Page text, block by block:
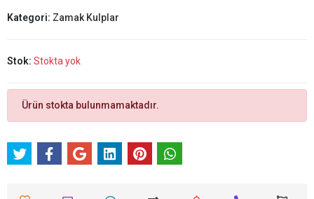
Kategori: Zamak Kulplar
Stok: Stokta yok
Ürün stokta bulunmamaktadır.